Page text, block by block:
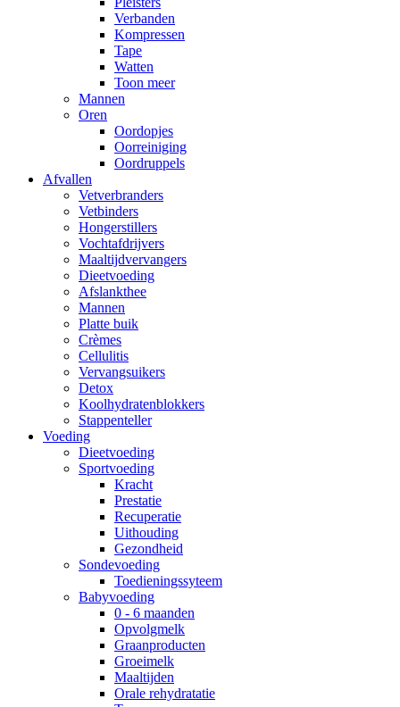
Verbanden
Kompressen
Tape
Watten
Toon meer
Mannen
Oren
Oordopjes
Oorreiniging
Oordruppels
Afvallen
Vetverbranders
Vetbinders
Hongerstillers
Vochtafdrijvers
Maaltijdvervangers
Dieetvoeding
Afslankthee
Mannen
Platte buik
Crèmes
Cellulitis
Vervangsuikers
Detox
Koolhydratenblokkers
Stappenteller
Voeding
Dieetvoeding
Sportvoeding
Kracht
Prestatie
Recuperatie
Uithouding
Gezondheid
Sondevoeding
Toedieningssyteem
Babyvoeding
0 - 6 maanden
Opvolgmelk
Graanproducten
Groeimelk
Maaltijden
Orale rehydratatie